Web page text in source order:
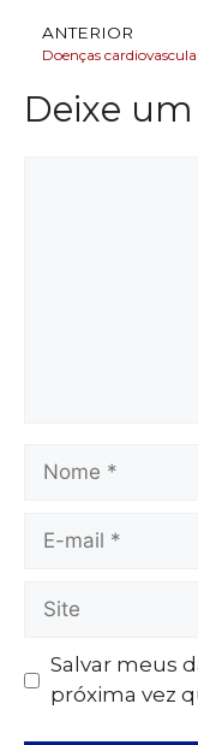
ANTERIOR
Deixe
Salvar meus
próxima vez